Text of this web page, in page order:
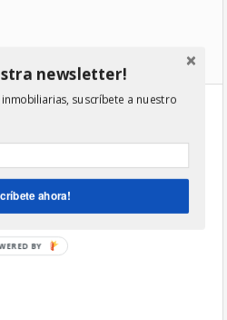
newsletter!
suscríbete a nuestro
ahora!
BY